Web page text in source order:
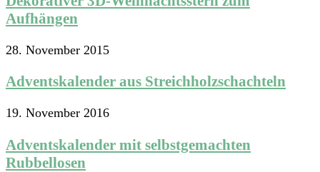
Aufhängen
28. November 2015
Adventskalender aus Streichholzschachteln
19. November 2016
Adventskalender mit selbstgemachten
Rubbellosen